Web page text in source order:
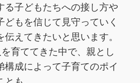
る子どもたちへの接し方や
どもを信じて見守っていく
えてきたいと思います。
育ててきた中で、親とし
構成によって子育てのポイ